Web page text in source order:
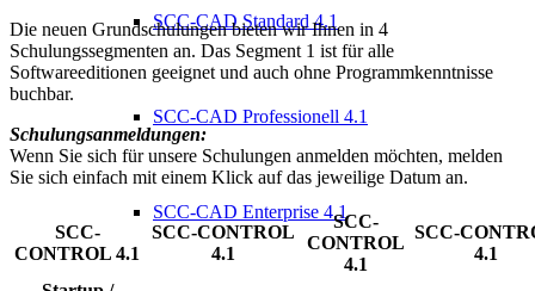
SCC-CAD Standard 4.1
SCC-CAD Professionell 4.1
SCC-CAD Enterprise 4.1
Die neuen Grundschulungen bieten wir Ihnen in 4
Schulungssegmenten an. Das Segment 1 ist für alle
Softwareeditionen geeignet und auch ohne Programmkenntnisse
buchbar.
Schulungsanmeldungen:
Wenn Sie sich für unsere Schulungen anmelden möchten, melden
Sie sich einfach mit einem Klick auf das jeweilige Datum an.
SCC-
CONTROL 4.1
SCC-CONTROL
4.1
SCC-
CONTROL
4.1
SCC-
4.1